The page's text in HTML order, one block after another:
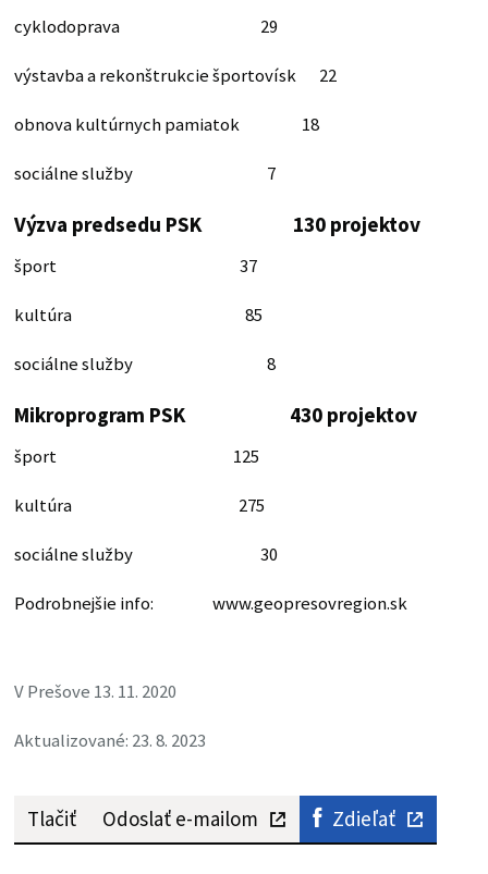
cyklodoprava 29
výstavba a rekonštrukcie športovísk 22
obnova kultúrnych pamiatok 18
sociálne služby 7
Výzva predsedu PSK 130 projektov
šport 37
kultúra 85
sociálne služby 8
Mikroprogram PSK 430 projektov
šport 125
kultúra 275
sociálne služby 30
Podrobnejšie info: www.geopresovregion.sk
V Prešove 13. 11. 2020
Aktualizované: 23. 8. 2023
Tlačiť Odoslať e-mailom Zdieľať